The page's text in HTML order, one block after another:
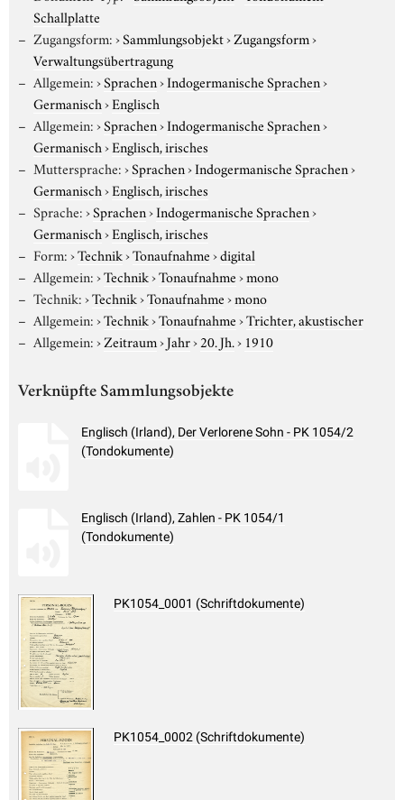
Schallplatte
Zugangsform:›Sammlungsobjekt›Zugangsform›
Verwaltungsübertragung
Allgemein:›Sprachen›Indogermanische Sprachen›
Germanisch›Englisch
Allgemein:›Sprachen›Indogermanische Sprachen›
Germanisch›Englisch, irisches
Muttersprache:›Sprachen›Indogermanische Sprachen›
Germanisch›Englisch, irisches
Sprache:›Sprachen›Indogermanische Sprachen›
Germanisch›Englisch, irisches
Form:›Technik›Tonaufnahme›digital
Allgemein:›Technik›Tonaufnahme›mono
Technik:›Technik›Tonaufnahme›mono
Allgemein:›Technik›Tonaufnahme›Trichter, akustischer
Allgemein:›Zeitraum›Jahr›20. Jh.› 1910
Verknüpfte Sammlungsobjekte
Englisch (Irland), Der Verlorene Sohn - PK 1054/2
(Tondokumente)
Englisch (Irland), Zahlen - PK 1054/1
(Tondokumente)
PK1054_0001 (Schriftdokumente)
PK1054_0002 (Schriftdokumente)